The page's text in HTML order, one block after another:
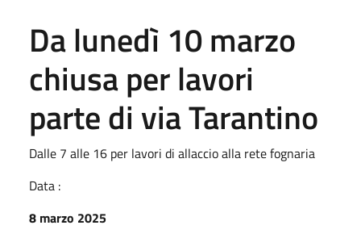
Da lunedì 10 marzo
chiusa per lavori
parte di via Tarantino
Dalle 7 alle 16 per lavori di allaccio alla rete fognaria
Data :
8 marzo 2025